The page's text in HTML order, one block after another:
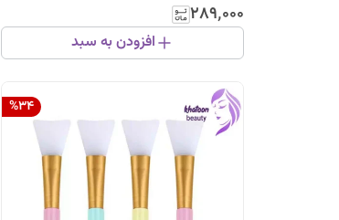
۲۸۹٬۰۰۰
افزودن به سبد
%34